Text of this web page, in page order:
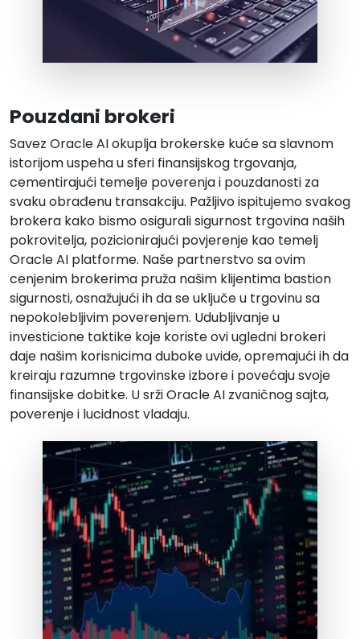
Pouzdani brokeri
Savez Oracle AI okuplja brokerske kuće sa slavnom
istorijom uspeha u sferi finansijskog trgovanja,
cementirajući temelje poverenja i pouzdanosti za
svaku obrađenu transakciju. Pažljivo ispitujemo svakog
brokera kako bismo osigurali sigurnost trgovina naših
pokrovitelja, pozicionirajući povjerenje kao temelj
Oracle AI platforme. Naše partnerstvo sa ovim
cenjenim brokerima pruža našim klijentima bastion
sigurnosti, osnažujući ih da se uključe u trgovinu sa
nepokolebljivim poverenjem. Udubljivanje u
investicione taktike koje koriste ovi ugledni brokeri
daje našim korisnicima duboke uvide, opremajući ih da
kreiraju razumne trgovinske izbore i povećaju svoje
finansijske dobitke. U srži Oracle AI zvaničnog sajta,
poverenje i lucidnost vladaju.